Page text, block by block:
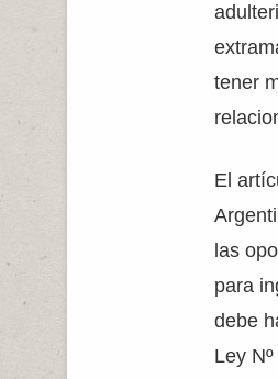
tener
El
las
para
debe
Ley